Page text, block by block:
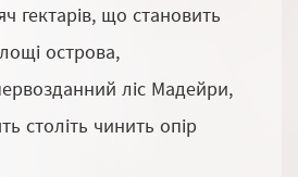
гектарів, що становить
острова,
ліс Мадейри,
століть чинить опір